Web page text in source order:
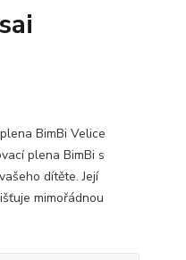
BimBi Velice
plena BimBi s
dítěte. Její
mimořádnou